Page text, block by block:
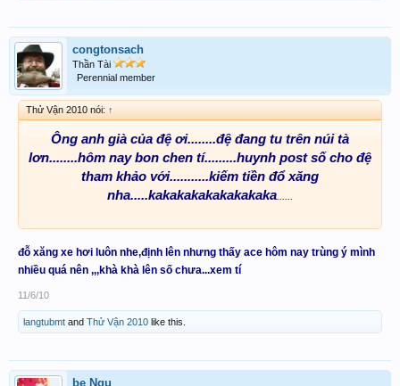
congtonsach
Thần Tài
Perennial member
Thử Vận 2010 nói: ↑
Ông anh già của đệ ơi........đệ đang tu trên núi tà
lơn........hôm nay bon chen tí.........huynh post số cho đệ
tham khảo với...........kiếm tiền đổ xăng
nha.....kakakakakakakakaka......
đỗ xăng xe hơi luôn nhe,định lên nhưng thấy ace hôm nay trùng ý mình
nhiều quá nên ,,,khà khà lên số chưa...xem tí
11/6/10
langtubmt and Thử Vận 2010 like this.
be Ngu